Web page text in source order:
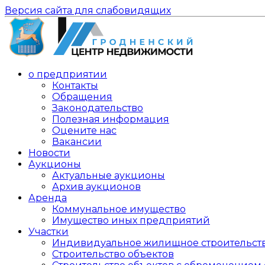
Версия сайта для слабовидящих
о предприятии
Контакты
Обращения
Законодательство
Полезная информация
Оцените нас
Вакансии
Новости
Аукционы
Актуальные аукционы
Архив аукционов
Аренда
Коммунальное имущество
Имущество иных предприятий
Участки
Индивидуальное жилищное
Строительство объектов